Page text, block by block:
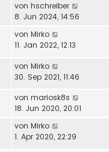
von hschreiber
8. Jun 2024, 14:56
von Mirko
11. Jan 2022, 12:13
von Mirko
30. Sep 2021, 11:46
von mariosk8s
18. Jun 2020, 20:01
von Mirko
1. Apr 2020, 22:29